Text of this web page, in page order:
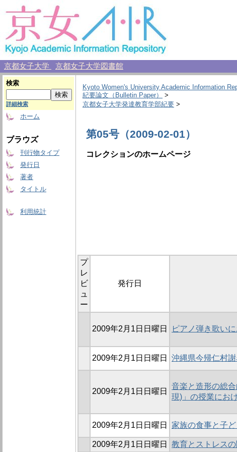
京都女子大学 京都女子大学図書館
検索
詳細検索
ホーム
ブラウズ
刊行物タイプ
発行日
著者
タイトル
利用統計
Kyoto Women's University Academic Information
紀要論文（Bulletin Paper）
>
京都女子大学発達教育学部紀要 >
第05号（2009-02-01）
コレクションのホームページ
プ
レ
ビ
ュ
ー
発行日
2009年2月1日日曜日 ピアノ弾き歌い
2009年2月1日日曜日 沖縄県今帰仁村
2009年2月1日日曜日
音楽と造形の総
現)」の授業にお
2009年2月1日日曜日 家族の食事と子
2009年2月1日日曜日
教育とストレス